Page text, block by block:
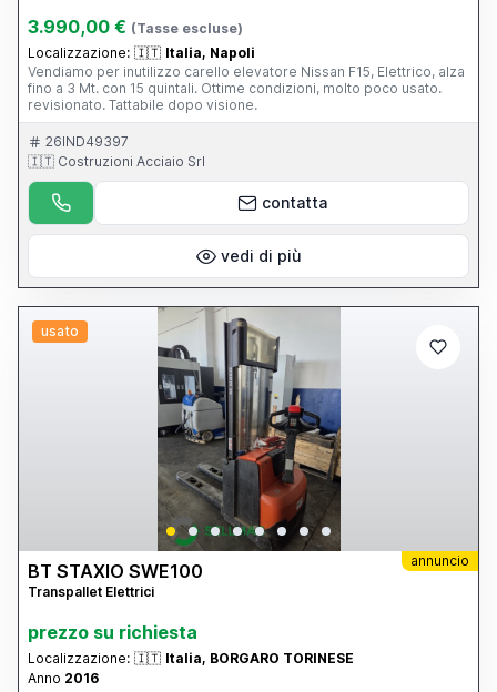
3.990,00 € (Tasse escluse)
Localizzazione: 🇮🇹 Italia, Napoli
Vendiamo per inutilizzo carello elevatore Nissan F15, Elettrico, alza
fino a 3 Mt. con 15 quintali. Ottime condizioni, molto poco usato.
revisionato. Tattabile dopo visione.
26IND49397
🇮🇹 Costruzioni Acciaio Srl
contatta
vedi di più
usato
annuncio
BT STAXIO SWE100
Transpallet Elettrici
prezzo su richiesta
Localizzazione: 🇮🇹 Italia, BORGARO TORINESE
Anno 2016